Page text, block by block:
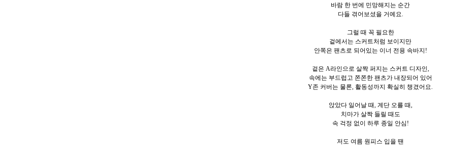
바람 한 번에 민망해지는 순간
다들 겪어보셨을 거예요.
그럴 때 꼭 필요한
겉에서는 스커트처럼 보이지만
안쪽은 팬츠로 되어있는 이너 전용 속바지!
겉은 A라인으로 살짝 퍼지는 스커트 디자인,
속에는 부드럽고 쫀쫀한 팬츠가 내장되어 있어
Y존 커버는 물론, 활동성까지 확실히 챙겼어요.
앉았다 일어날 때, 계단 오를 때,
치마가 살짝 들릴 때도
속 걱정 없이 하루 종일 안심!
저도 여름 원피스 입을 땐